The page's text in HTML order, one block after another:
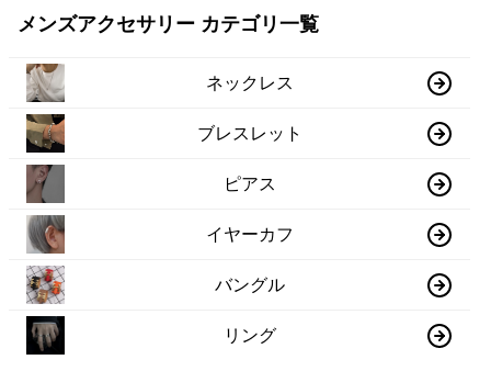
メンズアクセサリー カテゴリ一覧
ネックレス
ブレスレット
ピアス
イヤーカフ
バングル
リング